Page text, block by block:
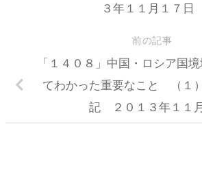
３年１１月１７日
前の記事
「１４０８」中国・ロシア国
てわかった重要なこと （１
記 ２０１３年１１